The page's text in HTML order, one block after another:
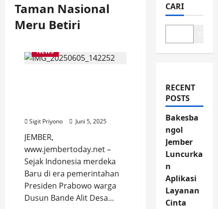
Taman Nasional
Meru Betiri
NEWS
Sigit Priyono Juni 5, 2025
JEMBER,
www.jembertoday.net –
Sejak Indonesia merdeka
Baru di era pemerintahan
Presiden Prabowo warga
Dusun Bande Alit Desa...
CARI
RECENT
POSTS
Bakesba
ngol
Jember
Luncurka
n
Aplikasi
Layanan
Cinta